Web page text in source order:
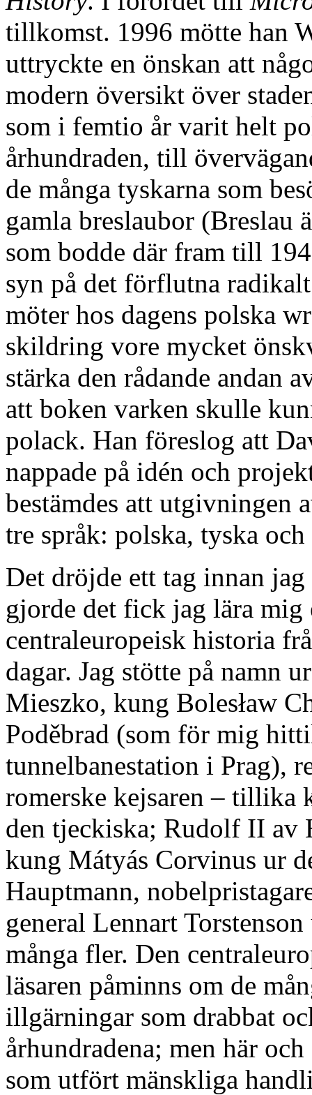
tillkomst. 1996 mötte han
uttryckte en önskan att
modern översikt över
som i femtio år varit helt
århundraden, till
de många tyskarna som
gamla breslaubor (Breslau
som bodde där fram till
syn på det förflutna
möter hos dagens polska
skildring vore mycket
stärka den rådande andan
att boken varken skulle
polack. Han föreslog att
nappade på idén och
bestämdes att utgivningen
tre språk: polska, tyska och
Det dröjde ett tag innan
gjorde det fick jag lära
centraleuropeisk historia
dagar. Jag stötte på namn
Mieszko, kung Bolesław
Poděbrad (som för mig
tunnelbanestation i Prag),
romerske kejsaren –
den tjeckiska; Rudolf II av
kung Mátyás Corvinus ur
Hauptmann,
general Lennart
många fler. Den
läsaren påminns om de
illgärningar som drabbat
århundradena; men här
som utfört mänskliga